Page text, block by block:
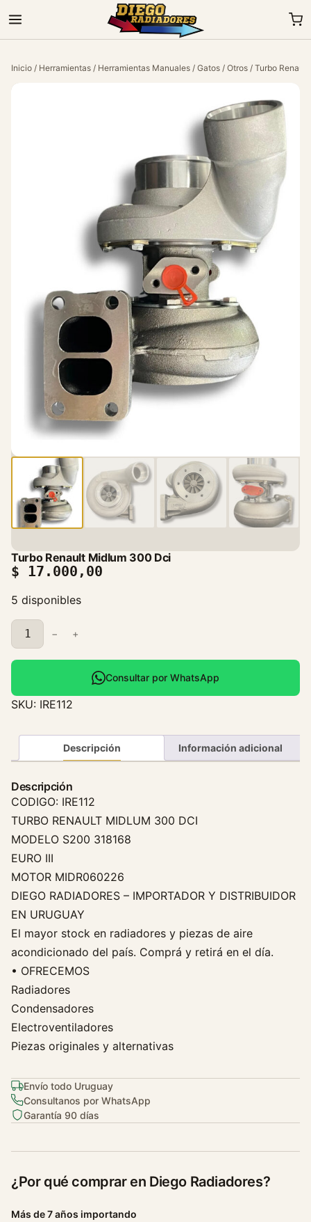
Inicio / Herramientas / Herramientas Manuales / Gatos / Otros / Turbo
Turbo Renault Midlum 300 Dci
$ 17.000,00
5 disponibles
T
u
r
o
R
a
l
t
M
i
d
l
u
m
3
0
D
c
i
c
a
t
i
d
a
− +
Consultar por WhatsApp
SKU: IRE112
Descripción Información adicional
Descripción
CODIGO: IRE112
TURBO RENAULT MIDLUM 300 DCI
MODELO S200 318168
EURO III
MOTOR MIDR060226
DIEGO RADIADORES – IMPORTADOR Y DISTRIBUIDOR
EN URUGUAY
El mayor stock en radiadores y piezas de aire
acondicionado del país. Comprá y retirá en el día.
• OFRECEMOS
Radiadores
Condensadores
Electroventiladores
Piezas originales y alternativas
Envío todo Uruguay
Consultanos por WhatsApp
Garantía 90 días
¿Por qué comprar en Diego Radiadores?
Más de 7 años importando